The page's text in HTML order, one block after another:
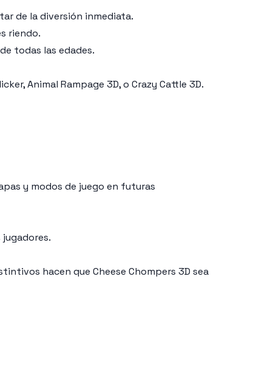
de la diversión inmediata.
riendo.
todas las edades.
Animal Rampage 3D, o Crazy Cattle 3D.
y modos de juego en futuras
hacen que Cheese Chompers 3D sea